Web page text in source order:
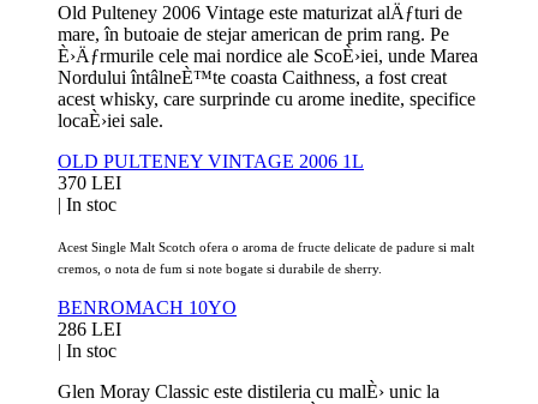
Old Pulteney 2006 Vintage este maturizat alÄƒturi de
mare, în butoaie de stejar american de prim rang. Pe
È›Äƒrmurile cele mai nordice ale ScoÈ›iei, unde Marea
Nordului întâlneÈ™te coasta Caithness, a fost creat
acest whisky, care surprinde cu arome inedite, specifice
locaÈ›iei sale.
OLD PULTENEY VINTAGE 2006 1L
370 LEI
| In stoc
Acest Single Malt Scotch ofera o aroma de fructe delicate de padure si malt
cremos, o nota de fum si note bogate si durabile de sherry.
BENROMACH 10YO
286 LEI
| In stoc
Glen Moray Classic este distileria cu malÈ› unic la